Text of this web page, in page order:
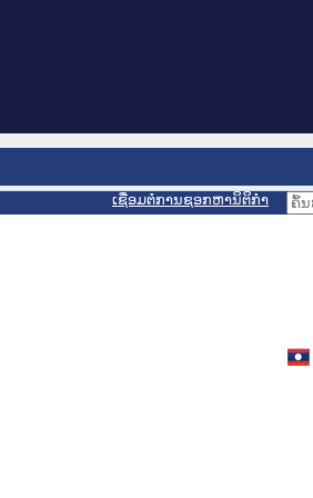
ເຊື່ອມຕໍ່ການຊອກຫານິຕິກຳ